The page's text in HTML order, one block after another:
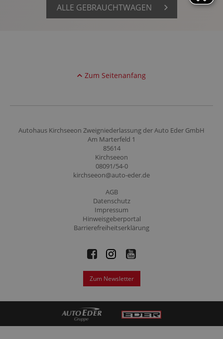
ALLE GEBRAUCHTWAGEN
Zum Seitenanfang
Autohaus Kirchseeon Zweigniederlassung der Auto Eder GmbH
Am Marterfeld 1
85614
Kirchseeon
08091/54-0
kirchseeon@auto-eder.de
AGB
Datenschutz
Impressum
Hinweisgeberportal
Barrierefreiheitserklärung
Zum Newsletter